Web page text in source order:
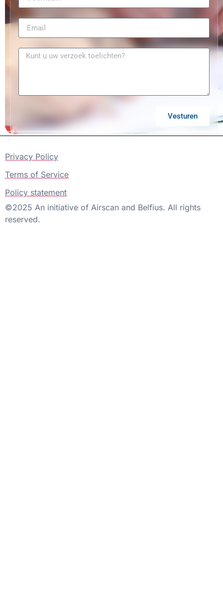
Vesturen
©2025 An initiative of Airscan and Belfius. All rights
reserved.
Privacy Policy
Terms of Service
Policy statement